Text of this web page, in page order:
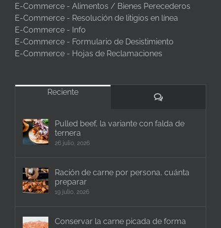
E-Commerce - Alimentos / Bienes Perecederos
E-Commerce - Resolución de litigios en línea
E-Commerce - Info
E-Commerce - Formulario de Desistimiento
E-Commerce - Hojas de Reclamaciones
Reciente
Comentarios
Pulled beef, la variante con falda de
ternera
26 julio, 2026
Ración de carne por persona, cuánta
preparar
19 julio, 2026
Conservar la carne picada de forma